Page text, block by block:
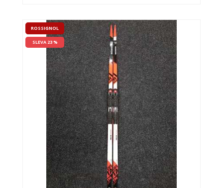
ROSSIGNOL
SLEVA 23 %